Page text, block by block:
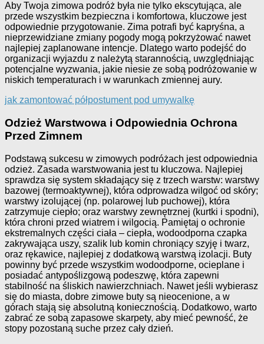
Aby Twoja zimowa podróż była nie tylko ekscytująca, ale
przede wszystkim bezpieczna i komfortowa, kluczowe jest
odpowiednie przygotowanie. Zima potrafi być kapryśna, a
nieprzewidziane zmiany pogody mogą pokrzyżować nawet
najlepiej zaplanowane intencje. Dlatego warto podejść do
organizacji wyjazdu z należytą starannością, uwzględniając
potencjalne wyzwania, jakie niesie ze sobą podróżowanie w
niskich temperaturach i w warunkach zmiennej aury.
jak zamontować półpostument pod umywalkę
Odzież Warstwowa i Odpowiednia Ochrona
Przed Zimnem
Podstawą sukcesu w zimowych podróżach jest odpowiednia
odzież. Zasada warstwowania jest tu kluczowa. Najlepiej
sprawdza się system składający się z trzech warstw: warstwy
bazowej (termoaktywnej), która odprowadza wilgoć od skóry;
warstwy izolującej (np. polarowej lub puchowej), która
zatrzymuje ciepło; oraz warstwy zewnętrznej (kurtki i spodni),
która chroni przed wiatrem i wilgocią. Pamiętaj o ochronie
ekstremalnych części ciała – ciepła, wodoodporna czapka
zakrywająca uszy, szalik lub komin chroniący szyję i twarz,
oraz rękawice, najlepiej z dodatkową warstwą izolacji. Buty
powinny być przede wszystkim wodoodporne, ocieplane i
posiadać antypoślizgową podeszwę, która zapewni
stabilność na śliskich nawierzchniach. Nawet jeśli wybierasz
się do miasta, dobre zimowe buty są nieocenione, a w
górach stają się absolutną koniecznością. Dodatkowo, warto
zabrać ze sobą zapasowe skarpety, aby mieć pewność, że
stopy pozostaną suche przez cały dzień.